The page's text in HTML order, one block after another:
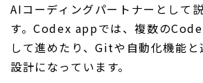
AIコーディングパートナーとして
す。Codex appでは、複数の
して進めたり、Gitや自動化機能と
設計になっています。